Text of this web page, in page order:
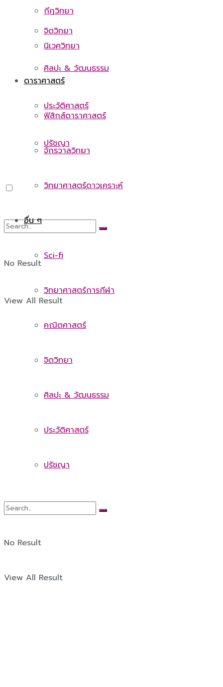
จิตวิทยา
ศิลปะ & วัฒนธรรม
ประวัติศาสตร์
ปรัชญา
No Result
View All Result
กีฏวิทยา
นิเวศวิทยา
ดาราศาสตร์
ฟิสิกส์ดาราศาสตร์
จักรวาลวิทยา
วิทยาศาสตร์ดาวเคราะห์
อื่น ๆ
Sci-fi
วิทยาศาสตร์การกีฬา
คณิตศาสตร์
จิตวิทยา
ศิลปะ & วัฒนธรรม
ประวัติศาสตร์
ปรัชญา
No Result
View All Result